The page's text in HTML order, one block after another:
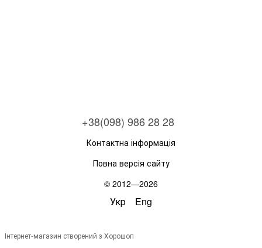
+38(098) 986 28 28
Контактна інформація
Повна версія сайту
© 2012—2026
Укр Eng
Інтернет-магазин створений з Хорошоп